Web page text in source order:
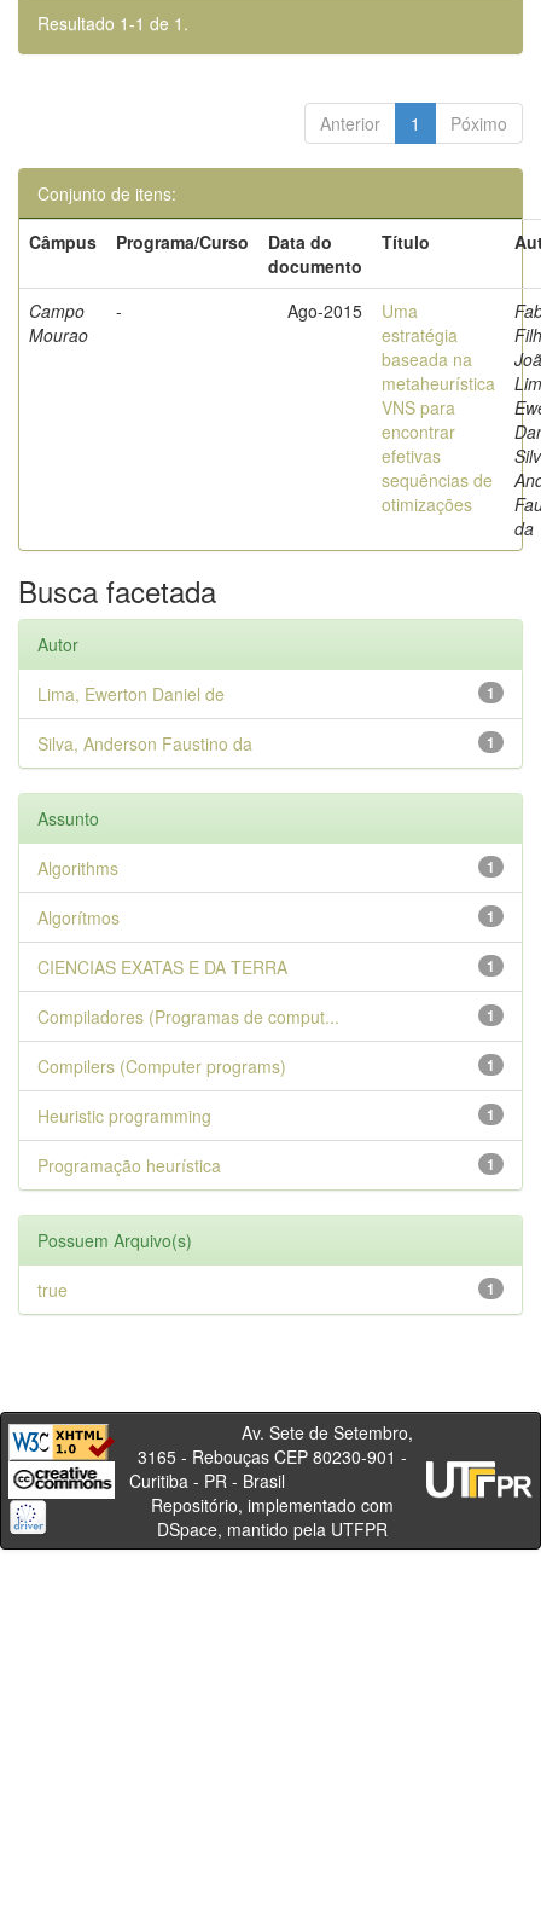
Resultado 1-1 de 1.
Anterior 1 Póximo
Conjunto de itens:
Câmpus
Programa/Curso
Data do
documento
Título
Campo
Mourao
- Ago-2015
Uma
estratégia
baseada na
metaheurística
VNS para
encontrar
efetivas
sequências de
otimizações
da
Busca facetada
Autor
1
Lima, Ewerton Daniel de
1
Silva, Anderson Faustino da
Assunto
1
Algorithms
1
Algorítmos
1
CIENCIAS EXATAS E DA TERRA
1
Compiladores (Programas de comput...
1
Compilers (Computer programs)
1
Heuristic programming
1
Programação heurística
Possuem Arquivo(s)
1
true
Av. Sete de Setembro,
3165 - Rebouças CEP 80230-901 -
Curitiba - PR - Brasil
Repositório, implementado com
DSpace, mantido pela UTFPR